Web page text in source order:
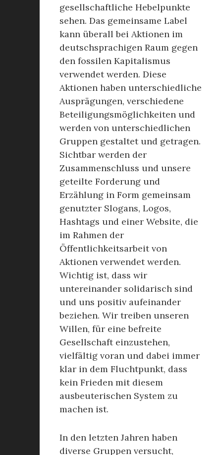
gesellschaftliche Hebelpunkte
sehen. Das gemeinsame Label
kann überall bei Aktionen im
deutschsprachigen Raum gegen
den fossilen Kapitalismus
verwendet werden. Diese
Aktionen haben unterschiedliche
Ausprägungen, verschiedene
Beteiligungsmöglichkeiten und
werden von unterschiedlichen
Gruppen gestaltet und getragen.
Sichtbar werden der
Zusammenschluss und unsere
geteilte Forderung und
Erzählung in Form gemeinsam
genutzter Slogans, Logos,
Hashtags und einer Website, die
im Rahmen der
Öffentlichkeitsarbeit von
Aktionen verwendet werden.
Wichtig ist, dass wir
untereinander solidarisch sind
und uns positiv aufeinander
beziehen. Wir treiben unseren
Willen, für eine befreite
Gesellschaft einzustehen,
vielfältig voran und dabei immer
klar in dem Fluchtpunkt, dass
kein Frieden mit diesem
ausbeuterischen System zu
machen ist.
In den letzten Jahren haben
diverse Gruppen versucht,